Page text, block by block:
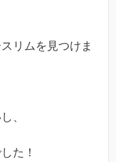
リムを見つけま
、
た！